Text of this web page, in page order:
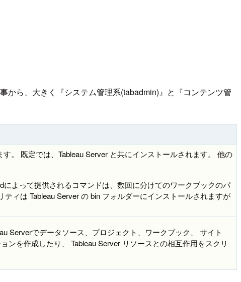
から、大きく『システム管理系(tabadmin)』と『コンテンツ管
。 既定では、Tableau Server と共にインストールされます。 他の
よって提供されるコマンドは、数回に分けてのワークブックのパ
ィは Tableau Server の bin フォルダーにインストールされますが
Serverでデータソース、プロジェクト、ワークブック、 サイト
を作成したり、 Tableau Server リソースとの相互作用をスクリ